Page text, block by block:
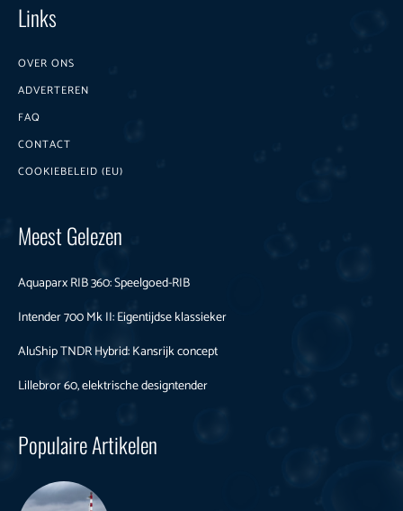
Links
OVER ONS
ADVERTEREN
FAQ
CONTACT
COOKIEBELEID (EU)
Meest Gelezen
Aquaparx RIB 360: Speelgoed-RIB
Intender 700 Mk II: Eigentijdse klassieker
AluShip TNDR Hybrid: Kansrijk concept
Lillebror 60, elektrische designtender
Populaire Artikelen